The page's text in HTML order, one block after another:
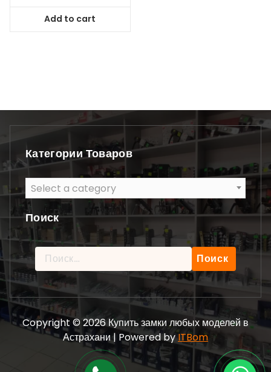
Add to cart
Категории Товаров
Select a category
Поиск
Найти:
Copyright © 2026 Купить замки любых моделей в
Астрахани | Powered byITBom